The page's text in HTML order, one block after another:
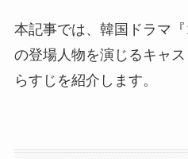
本記事では、韓国ドラマ『
の登場人物を演じるキャ
らすじを紹介します。